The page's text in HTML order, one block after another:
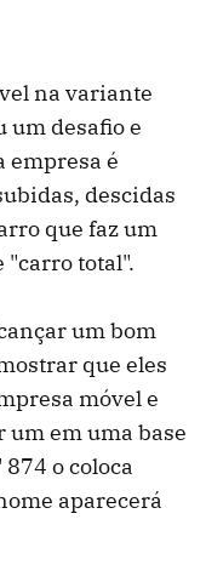
na variante
desafio e
empresa é
descidas
que faz um
"carro total".
um bom
que eles
móvel e
um em uma base
o coloca
aparecerá